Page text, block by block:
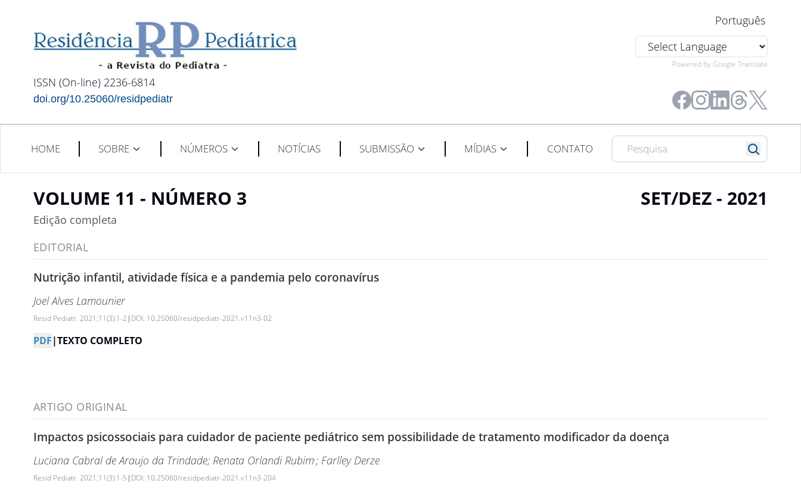
ISSN (On-line) 2236-6814
doi.org/10.25060/residpediatr
Português
Powered by Google Translate
HOME SOBRE NÚMEROS NOTÍCIAS SUBMISSÃO MÍDIAS CONTATO
VOLUME 11 - NÚMERO 3
Edição completa
SET/DEZ - 2021
EDITORIAL
Nutrição infantil, atividade física e a pandemia pelo coronavírus
Joel Alves Lamounier
Resid Pediatr. 2021;11(3):1-2 | DOI: 10.25060/residpediatr-2021.v11n3-02
PDF|TEXTO COMPLETO
ARTIGO ORIGINAL
Impactos psicossociais para cuidador de paciente pediátrico sem possibilidade de tratamento modificador da doença
Luciana Cabral de Araujo da Trindade; Renata Orlandi Rubim,; Farlley Derze
Resid Pediatr. 2021;11(3):1-5 | DOI: 10.25060/residpediatr-2021.v11n3-204